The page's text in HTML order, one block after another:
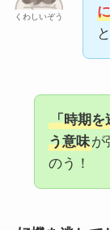
くわしいぞう
「時期を
う意味が
のう！